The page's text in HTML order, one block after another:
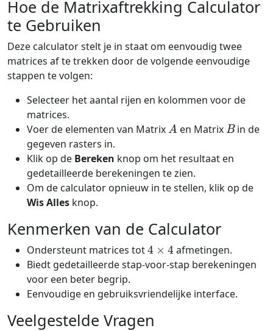
Hoe de Matrixaftrekking Calculator
te Gebruiken
Deze calculator stelt je in staat om eenvoudig twee
matrices af te trekken door de volgende eenvoudige
stappen te volgen:
Selecteer het aantal rijen en kolommen voor de
matrices.
Voer de elementen van Matrix
A
en Matrix
B
in de
gegeven rasters in.
Klik op de Bereken knop om het resultaat en
gedetailleerde berekeningen te zien.
Om de calculator opnieuw in te stellen, klik op de
Wis Alles knop.
Kenmerken van de Calculator
Ondersteunt matrices tot
afmetingen.
Biedt gedetailleerde stap-voor-stap berekeningen
voor een beter begrip.
Eenvoudige en gebruiksvriendelijke interface.
Veelgestelde Vragen